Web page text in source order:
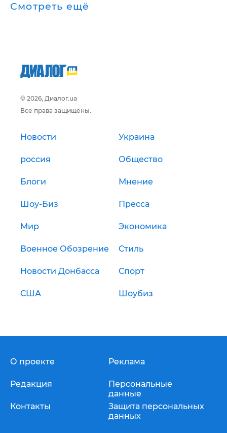
Смотреть ещё
© 2026, Диалог.ua
Все права защищены.
Новости Украина
россия Общество
Блоги Мнение
Шоу-Биз Пресса
Мир Экономика
Военное Обозрение Стиль
Новости Донбасса Спорт
США Шоубиз
О проекте
Редакция
Контакты
Реклама
Персональные
данные
Защита персональных
данных